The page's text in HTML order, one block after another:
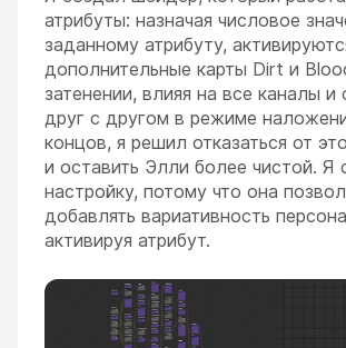
атрибуты: назначая числовое
заданному атрибуту,
дополнительные карты Dirt и
затенении, влияя на все каналы и
друг с другом в режиме
концов, я решил отказаться от
и оставить Элли более чистой. Я
настройку, потому что она
добавлять вариативность
активируя атрибут.